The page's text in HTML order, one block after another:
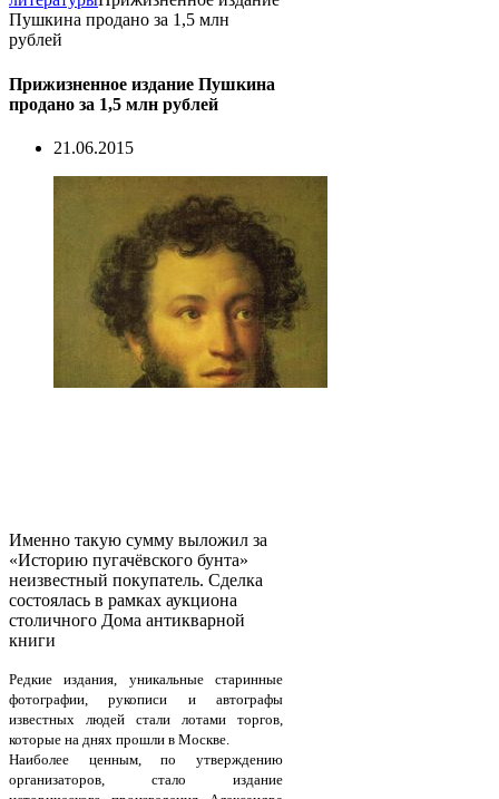
Пушкина продано за 1,5 млн
рублей
Прижизненное издание Пушкина
продано за 1,5 млн рублей
21.06.2015
Именно такую сумму выложил за
«Историю пугачёвского бунта»
неизвестный покупатель. Сделка
состоялась в рамках аукциона
столичного Дома антикварной
книги
Редкие издания, уникальные старинные
фотографии, рукописи и автографы
известных людей стали лотами торгов,
которые на днях прошли в Москве.
Наиболее ценным, по утверждению
организаторов, стало издание